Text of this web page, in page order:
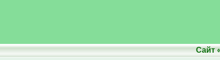
Сайт